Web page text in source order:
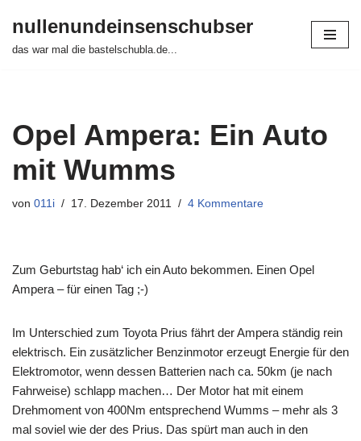
Zum
nullenundeinsenschubser
das war mal die bastelschubla.de...
Opel Ampera: Ein Auto
mit Wumms
von 011i 17. Dezember 2011 4 Kommentare
Zum Geburtstag hab‘ ich ein Auto bekommen. Einen Opel
Ampera – für einen Tag ;-)
Im Unterschied zum Toyota Prius fährt der Ampera ständig rein
elektrisch. Ein zusätzlicher Benzinmotor erzeugt Energie für den
Elektromotor, wenn dessen Batterien nach ca. 50km (je nach
Fahrweise) schlapp machen… Der Motor hat mit einem
Drehmoment von 400Nm entsprechend Wumms – mehr als 3
mal soviel wie der des Prius. Das spürt man auch in den